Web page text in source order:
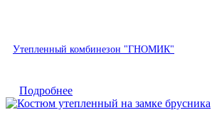
Утепленный комбинезон "ГНОМИК"
Подробнее